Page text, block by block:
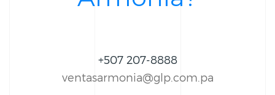
+507 207-8888
ventasarmonia@glp.com.pa